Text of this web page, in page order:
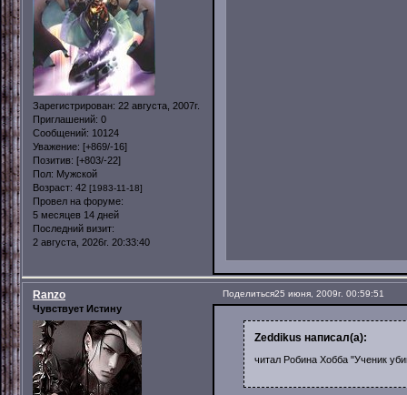
Зарегистрирован: 22 августа, 2007г.
Приглашений: 0
Сообщений: 10124
Уважение: [+869/-16]
Позитив: [+803/-22]
Пол: Мужской
Возраст: 42 [1983-11-18]
Провел на форуме:
5 месяцев 14 дней
Последний визит:
2 августа, 2026г. 20:33:40
Поделиться25 июня, 2009г. 00:59:51
Ranzo
Чувствует Истину
Zeddikus написал(а):
читал Робина Хобба "Ученик